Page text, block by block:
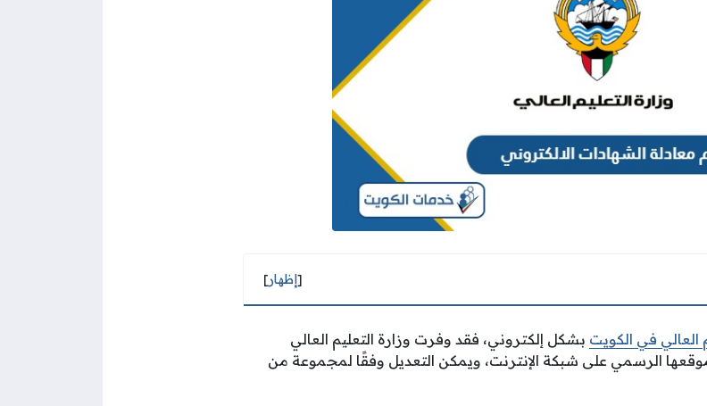
[إظهار]
العالي في الكويت بشكل إلكتروني، فقد وفرت وزارة التعليم العالي
موقعها الرسمي على شبكة الإنترنت، ويمكن التعديل وفقًا لمجموعة من